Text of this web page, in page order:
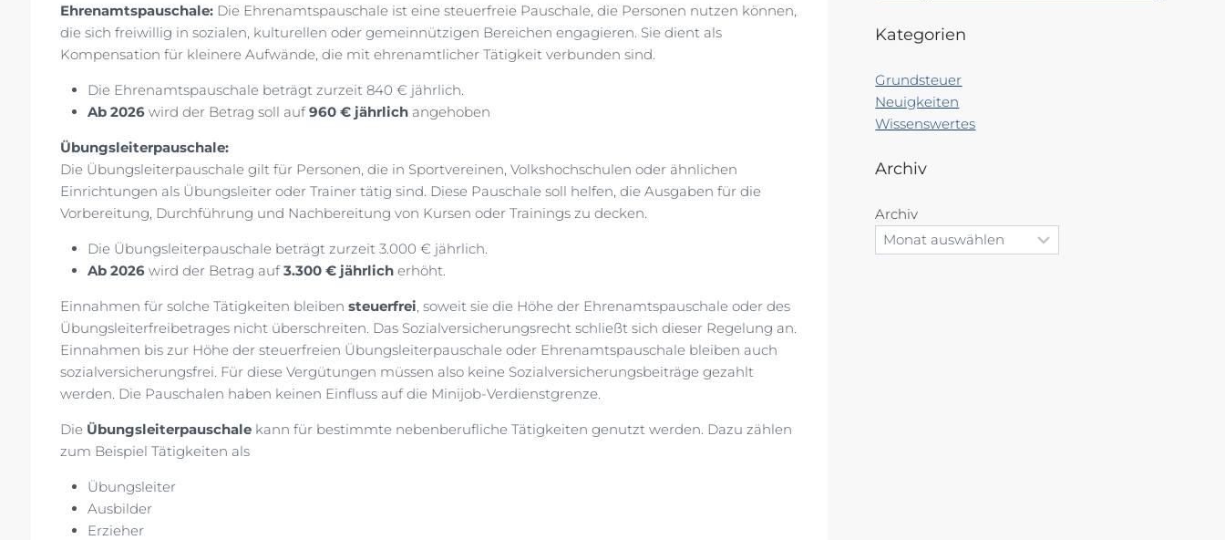
Ehrenamtspauschale: Die Ehrenamtspauschale ist eine steuerfreie Pauschale, die Personen nutzen können,
die sich freiwillig in sozialen, kulturellen oder gemeinnützigen Bereichen engagieren. Sie dient als
Kompensation für kleinere Aufwände, die mit ehrenamtlicher Tätigkeit verbunden sind.
Die Ehrenamtspauschale beträgt zurzeit 840 € jährlich.
Ab 2026 wird der Betrag soll auf960 € jährlich angehoben
Übungsleiterpauschale:
Die Übungsleiterpauschale gilt für Personen, die in Sportvereinen, Volkshochschulen oder ähnlichen
Einrichtungen als Übungsleiter oder Trainer tätig sind. Diese Pauschale soll helfen, die Ausgaben für die
Vorbereitung, Durchführung und Nachbereitung von Kursen oder Trainings zu decken.
Die Übungsleiterpauschale beträgt zurzeit 3.000 € jährlich.
Ab 2026 wird der Betrag auf3.300 € jährlich erhöht.
Einnahmen für solche Tätigkeiten bleiben steuerfrei, soweit sie die Höhe der Ehrenamtspauschale oder des
Übungsleiterfreibetrages nicht überschreiten. Das Sozialversicherungsrecht schließt sich dieser Regelung an.
Einnahmen bis zur Höhe der steuerfreien Übungsleiterpauschale oder Ehrenamtspauschale bleiben auch
sozialversicherungsfrei. Für diese Vergütungen müssen also keine Sozialversicherungsbeiträge gezahlt
werden. Die Pauschalen haben keinen Einfluss auf die Minijob-Verdienstgrenze.
Die Übungsleiterpauschale kann für bestimmte nebenberufliche Tätigkeiten genutzt werden. Dazu zählen
zum Beispiel Tätigkeiten als
Übungsleiter
Ausbilder
Erzieher
Kategorien
Grundsteuer
Neuigkeiten
Wissenswertes
Archiv
Archiv